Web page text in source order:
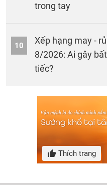
trong tay
10
Xếp hạng may -
8/2026: Ai gây
tiếc?
Thích trang